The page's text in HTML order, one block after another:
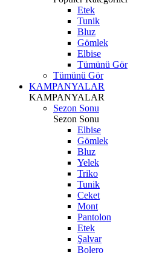
Etek
Tunik
Bluz
Gömlek
Elbise
Tümünü Gör
Tümünü Gör
KAMPANYALAR
KAMPANYALAR
Sezon Sonu
Sezon Sonu
Elbise
Gömlek
Bluz
Yelek
Triko
Tunik
Ceket
Mont
Pantolon
Etek
Şalvar
Bolero